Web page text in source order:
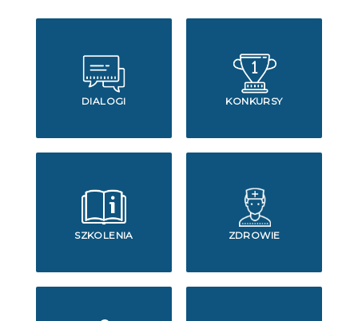
DIALOGI KONKURSY
SZKOLENIA ZDROWIE